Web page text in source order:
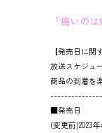
「痛いの
【発売日に関
放送スケジュ
商品の到着を
■発売日
(変更前)2023年